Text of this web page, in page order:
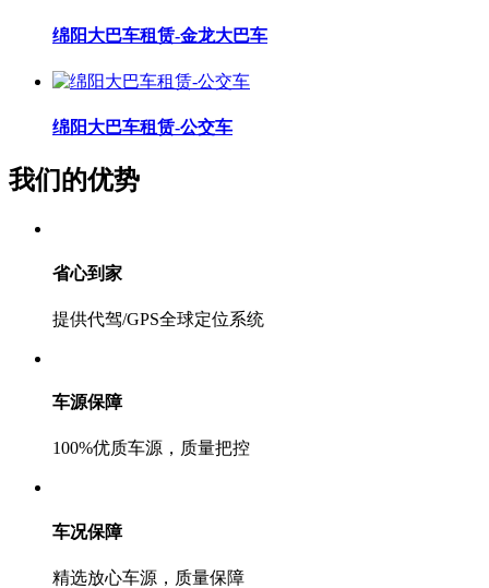
绵阳大巴车租赁-金龙大巴车
绵阳大巴车租赁-公交车
我们的优势
省心到家
提供代驾/GPS全球定位系统
车源保障
100%优质车源，质量把控
车况保障
精选放心车源，质量保障